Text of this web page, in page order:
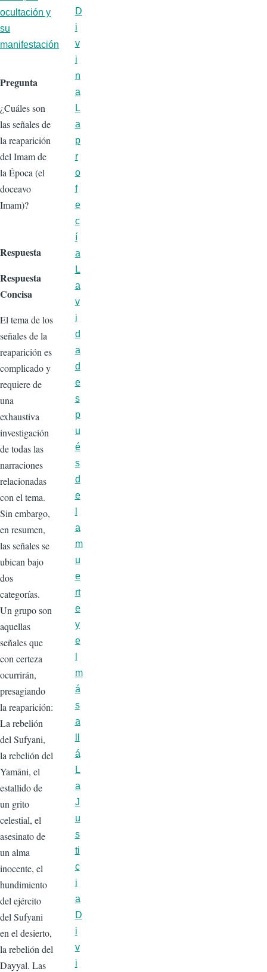
ocultación y
su
manifestación
Pregunta
¿Cuáles son
las señales de
la reaparición
del Imam de
la Época (el
doceavo
Imam)?
Respuesta
Respuesta
Concisa
El tema de los
señales de la
reaparición es
complicado y
requiere de
una
exhaustiva
investigación
de todas las
narraciones
relacionadas
con el tema.
Sin embargo,
en resumen,
las señales se
ubican bajo
dos
categorías.
Un grupo son
aquellas
señales que
con certeza
ocurrirán,
presagiando
la reaparición:
La rebelión
del Sufyani,
la rebelión del
Yamāni, el
estallido de
un grito
celestial, el
asesinato de
un alma
inocente, el
hundimiento
del ejército
del Sufyani
en el desierto,
la rebelión del
Dayyal. Las
D
i
v
i
n
a
L
a
p
r
o
f
e
c
í
a
L
a
v
i
d
a
d
e
s
p
u
é
s
d
e
a
m
u
e
rt
e
y
e
m
á
s
a
á
L
a
J
u
s
ti
c
i
a
D
i
v
i